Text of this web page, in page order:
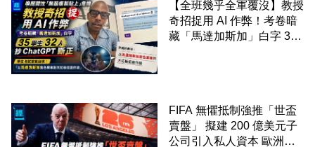
【全班幾乎全軍覆沒】教授
奇招捉用 AI 作弊！考卷暗
藏「馬達加斯加」白字 35
FIFA 無懼抵制強推「世盃
賣盤」 擬建 200 億美元子
公司引入私人資本 歐洲足